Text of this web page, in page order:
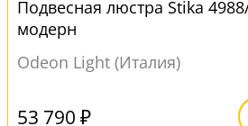
Подвесная люстра Stika
модерн
Odeon Light (Италия)
53 790 ₽